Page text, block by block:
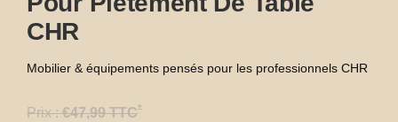
CHR
Mobilier & équipements pensés pour les professionnels CHR
Prix :€47,99TTC*